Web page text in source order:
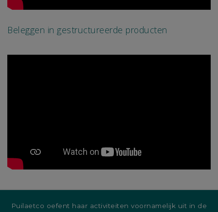
Beleggen in gestructureerde producten
Puilaetco oefent haar activiteiten voornamelijk uit in de